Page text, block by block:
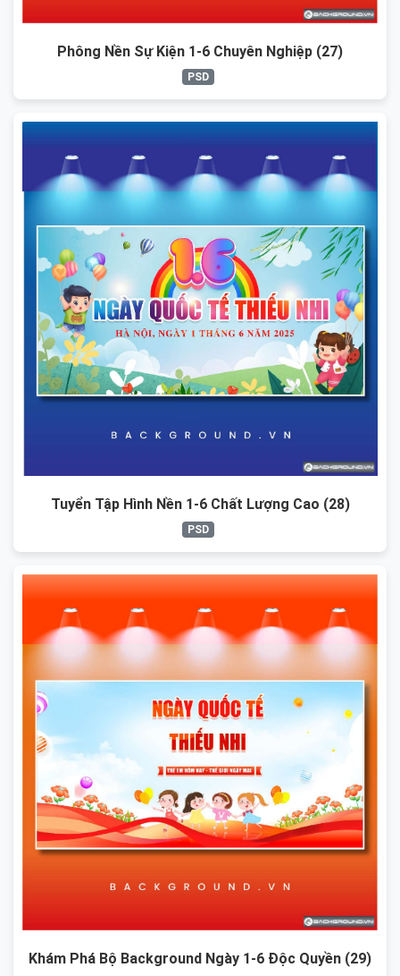
Phông Nền Sự Kiện 1-6 Chuyên Nghiệp (27)
PSD
Tuyển Tập Hình Nền 1-6 Chất Lượng Cao (28)
PSD
Khám Phá Bộ Background Ngày 1-6 Độc Quyền (29)